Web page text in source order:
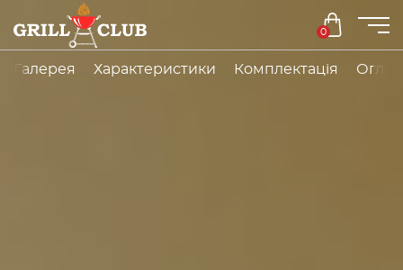
0
Галерея Характеристики Комплектація Огляд